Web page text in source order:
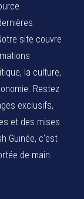
site couvre
la culture,
Restez
exclusifs,
et des mises
Guinée, c'est
de main.